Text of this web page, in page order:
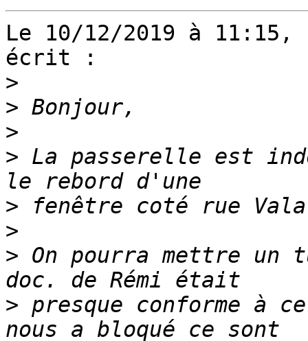
Le 10/12/2019 à
écrit :
>
>
>
> La passerelle est
>
>
> On pourra mettre
> presque conforme à